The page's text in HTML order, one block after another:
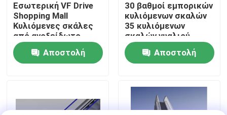
Νέα
Ζητήστε μια προσφορά
Κινούμενη κυλιόμενη σκάλα περιπάτων
Εσωτερική VF Drive
Shopping Mall
Κυλιόμενες σκάλες
από ανοξείδωτο
χάλυβα Electric
Escalator OEM
Αποστολή
30 βαθμοί εμπορικών
κυλιόμενων σκαλών
35 κυλιόμενων
σκαλών γυαλιού
βαθμοί πλάτους
600mm
κιγκλιδωμάτων
Αποστολή